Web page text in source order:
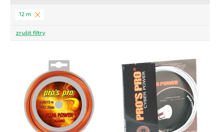
Kontaktujte nás
12 m
zrušit filtry